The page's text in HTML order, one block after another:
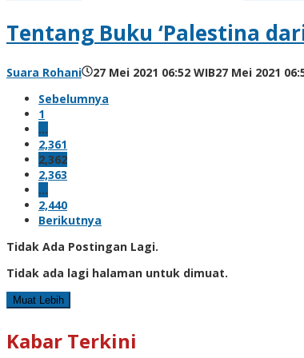
Tentang Buku ‘Palestina
Suara Rohani 27 Mei 2021 06:52 WIB27 Mei 2021
Sebelumnya
1
…
2,361
2,362
2,363
…
2,440
Berikutnya
Tidak Ada Postingan Lagi.
Tidak ada lagi halaman untuk dimuat.
Muat Lebih
Kabar Terkini